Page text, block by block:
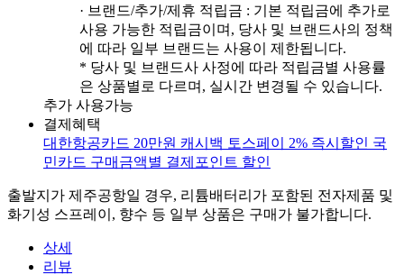
· 브랜드/추가/제휴 적립금 : 기본 적립금에 추가로
사용 가능한 적립금이며, 당사 및 브랜드사의 정책
에 따라 일부 브랜드는 사용이 제한됩니다.
* 당사 및 브랜드사 사정에 따라 적립금별 사용률
은 상품별로 다르며, 실시간 변경될 수 있습니다.
추가 사용가능
결제혜택
대한항공카드 20만원 캐시백 토스페이 2% 즉시할인 국
민카드 구매금액별 결제포인트 할인
출발지가 제주공항일 경우, 리튬배터리가 포함된 전자제품 및
화기성 스프레이, 향수 등 일부 상품은 구매가 불가합니다.
상세
리뷰